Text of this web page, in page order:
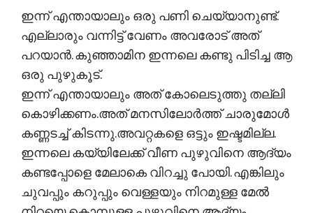
ഇന്ന് എന്തായാലും ഒരു പണി ചെയ്യാനുണ്ട്.
എല്ലാരും വന്നിട്ട് വേണം അവരോട് അത്
പറയാൻ. കുഞ്ഞാമിന ഇന്നലെ കണ്ടു പിടിച്ച ആ
ഒരു പുഴുകൂട്.
ഇന്ന് എന്തായാലും അത് കോലെടുത്തു തല്ലി
കൊഴിക്കണം.അത് മനസിലോർത്ത് ചാരുമോൾ
കണ്ണടച്ച് കിടന്നു.അവറ്റകളെ ഒട്ടും ഇഷ്ടമില്ല.
ഇന്നലെ കയ്യിലേക്ക് വീണ പുഴുവിനെ ആദ്യം
കണ്ടപ്പോളെ മേലാകെ വിറച്ചു പോയി. എങ്കിലും
ചുവപ്പും കറുപ്പും വെള്ളയും നിറമുള്ള മേൽ